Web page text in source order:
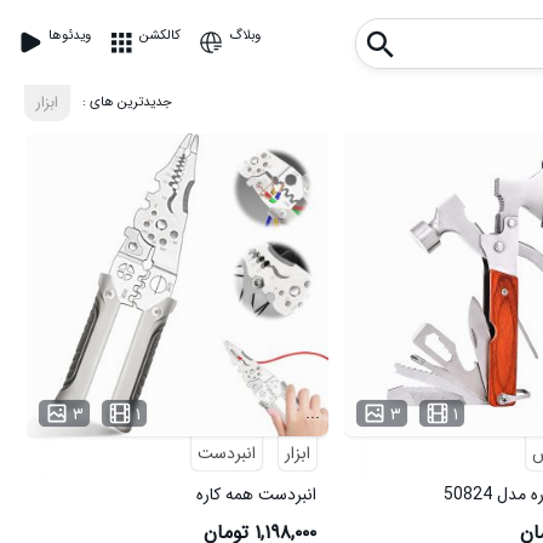
ویدئوها کالکشن وبلاگ
ابزار : جدیدترین های
۳ ۱
50824
۳ ۱
...
ابزار
انبردست
انبردست همه کاره
۱,۱۹۸,۰۰۰ تومان